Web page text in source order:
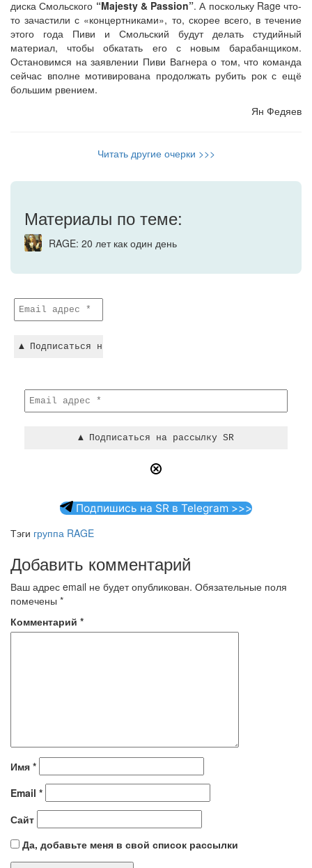
диска Смольского “Majesty & Passion”. А поскольку Rage что-
то зачастили с «концертниками», то, скорее всего, в течение
этого года Пиви и Смольский будут делать студийный
материал, чтобы обкатать его с новым барабанщиком.
Остановимся на заявлении Пиви Вагнера о том, что команда
сейчас вполне мотивирована продолжать рубить рок с ещё
большим рвением.
Ян Федяев
Читать другие очерки >>>
Материалы по теме:
RAGE: 20 лет как один день
Подпишись на SR в Telegram >>>
Тэги группа RAGE
Добавить комментарий
Ваш адрес email не будет опубликован. Обязательные поля
помечены *
Комментарий *
Имя *
Email *
Сайт
Да, добавьте меня в свой список рассылки